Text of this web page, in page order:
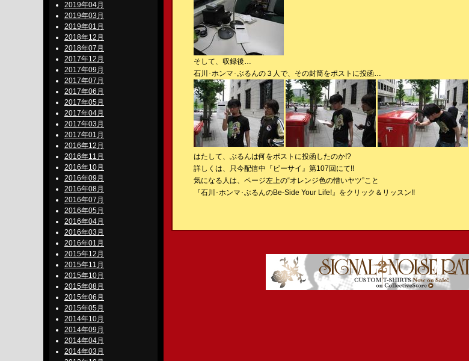
2019年04月
2019年03月
2019年01月
2018年12月
2018年07月
2017年12月
2017年09月
2017年07月
2017年06月
2017年05月
2017年04月
2017年03月
2017年01月
2016年12月
2016年11月
2016年10月
2016年09月
2016年08月
2016年07月
2016年05月
2016年04月
2016年03月
2016年01月
2015年12月
2015年11月
2015年10月
2015年08月
2015年06月
2015年05月
2014年10月
2014年09月
2014年04月
2014年03月
そして、収録後…
石川･ホンマ･ぶるんの３人で、その封筒をポストに投函…
はたして、ぶるんは何をポストに投函したのか!?
詳しくは、只今配信中『ビーサイ』第107回にて!!
気になる人は、ページ左上の“オレンジ色の憎いヤツ”こと
『石川･ホンマ･ぶるんのBe-Side Your Life!』をクリック＆リッスン!!